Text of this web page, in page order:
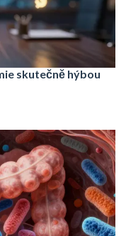
skutečně hýbou